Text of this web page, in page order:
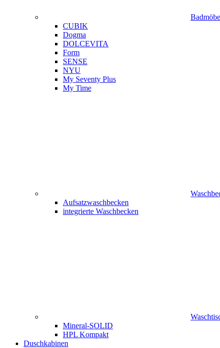
CUBIK
Dogma
DOLCEVITA
Form
SENSE
NYU
My Seventy Plus
My Time
Aufsatzwaschbecken
integrierte Waschbecken
Mineral-SOLID
HPL Kompakt
Duschkabinen